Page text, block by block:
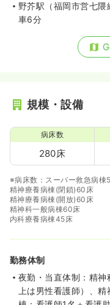
野芥駅（福岡市営七隈
車6分
規模・設備
病床数
280床
※病床数：スーパー救急病棟
精神療養病棟(閉鎖)60床
精神療養病棟(開放)60床
精神科一般病棟60床
内科療養病棟45床
勤務体制
夜勤・当直体制：精
上は男性看護師）、